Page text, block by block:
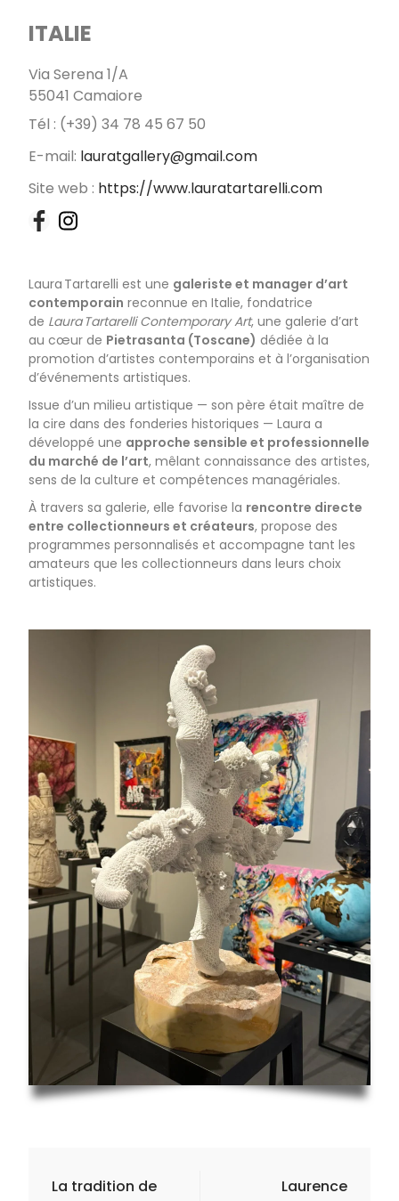
ITALIE
Via Serena 1/A
55041 Camaiore
Tél : (+39) 34 78 45 67 50
E-mail: lauratgallery@gmail.com
Site web : https://www.lauratartarelli.com
FacebookInstagram
Laura Tartarelli est une galeriste et manager d’art
contemporain reconnue en Italie, fondatrice
de Laura Tartarelli Contemporary Art, une galerie d’art
au cœur de Pietrasanta (Toscane) dédiée à la
promotion d’artistes contemporains et à l’organisation
d’événements artistiques.
Issue d’un milieu artistique — son père était maître de
la cire dans des fonderies historiques — Laura a
développé une approche sensible et professionnelle
du marché de l’art, mêlant connaissance des artistes,
sens de la culture et compétences managériales.
À travers sa galerie, elle favorise la rencontre directe
entre collectionneurs et créateurs, propose des
programmes personnalisés et accompagne tant les
amateurs que les collectionneurs dans leurs choix
artistiques.
Navigation
La tradition de
Laurence